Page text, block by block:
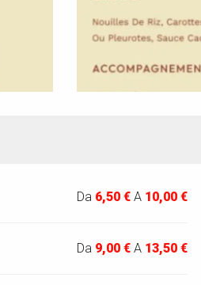
Da 6,50 € A 10,00 €
Da 9,00 € A 13,50 €